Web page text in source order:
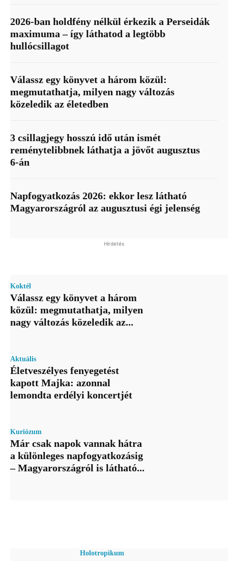
2026-ban holdfény nélkül érkezik a Perseidák
maximuma – így láthatod a legtöbb
hullócsillagot
Válassz egy könyvet a három közül:
megmutathatja, milyen nagy változás
közeledik az életedben
3 csillagjegy hosszú idő után ismét
reménytelibbnek láthatja a jövőt augusztus
6-án
Napfogyatkozás 2026: ekkor lesz látható
Magyarországról az augusztusi égi jelenség
Hirdetés
Koktél
Válassz egy könyvet a három
közül: megmutathatja, milyen
nagy változás közeledik az...
Aktuális
Életveszélyes fenyegetést
kapott Majka: azonnal
lemondta erdélyi koncertjét
Kuriózum
Már csak napok vannak hátra
a különleges napfogyatkozásig
– Magyarországról is látható...
Holotropikum